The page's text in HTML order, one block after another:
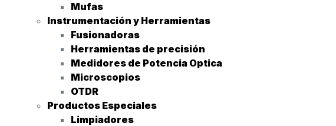
Mufas
Instrumentación y Herramientas
Fusionadoras
Herramientas de precisión
Medidores de Potencia Optica
Microscopios
OTDR
Productos Especiales
Limpiadores